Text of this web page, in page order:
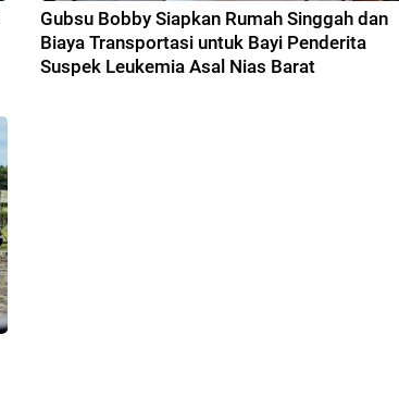
Gubsu Bobby Siapkan Rumah Singgah dan
Biaya Transportasi untuk Bayi Penderita
Suspek Leukemia Asal Nias Barat